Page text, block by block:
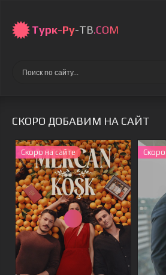
Турк-Ру-ТВ.COM
СКОРО ДОБАВИМ НА САЙТ
Скоро на сайте Скоро